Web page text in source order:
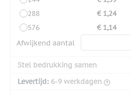
288
€ 1,24
576
€ 1,14
Afwijkend aantal
Stel bedrukking samen
Levertijd: 6-9 werkdagen